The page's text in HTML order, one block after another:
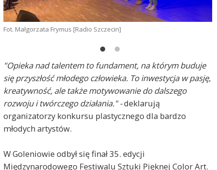
Fot. Małgorzata Frymus [Radio Szczecin]
"Opieka nad talentem to fundament, na którym buduje
się przyszłość młodego człowieka. To inwestycja w pasję,
kreatywność, ale także motywowanie do dalszego
rozwoju i twórczego działania." -deklarują
organizatorzy konkursu plastycznego dla bardzo
młodych artystów.
W Goleniowie odbył się finał 35. edycji
Międzynarodowego Festiwalu Sztuki Pięknej Color Art.